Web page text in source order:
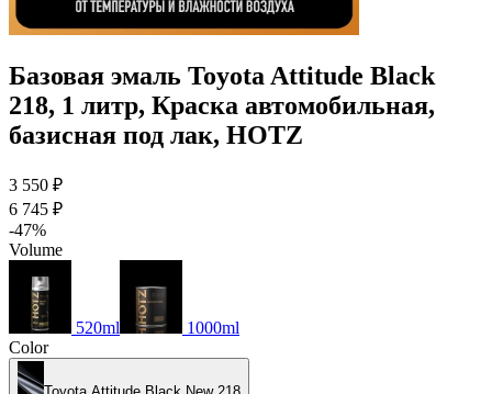
Базовая эмаль Toyota Attitude Black
218, 1 литр, Краска автомобильная,
базисная под лак, HOTZ
3 550 ₽
6 745 ₽
-47%
Volume
520ml
1000ml
Color